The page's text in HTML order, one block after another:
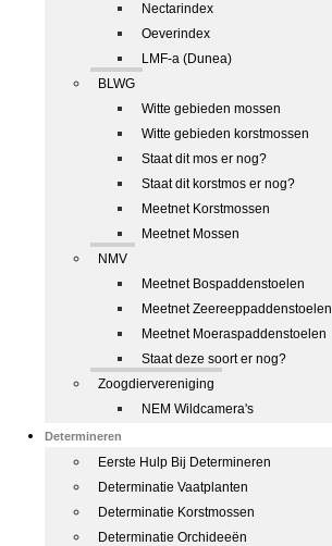
Nectarindex
Oeverindex
LMF-a (Dunea)
BLWG
Witte gebieden mossen
Witte gebieden korstmossen
Staat dit mos er nog?
Staat dit korstmos er nog?
Meetnet Korstmossen
Meetnet Mossen
NMV
Meetnet Bospaddenstoelen
Meetnet Zeereeppaddenstoelen
Meetnet Moeraspaddenstoelen
Staat deze soort er nog?
Zoogdiervereniging
NEM Wildcamera's
Determineren
Eerste Hulp Bij Determineren
Determinatie Vaatplanten
Determinatie Korstmossen
Determinatie Orchideeën